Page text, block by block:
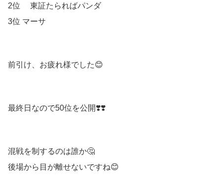
2位 東証たらればパンダ
3位 マーサ
前引け、お疲れ様でした😊
最終日なので50位を公開❣️❣️
混戦を制するのは誰か🤔
後場から目が離せないですね😊